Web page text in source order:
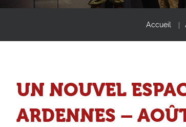
Accueil
UN NOUVEL
ARDENNES –